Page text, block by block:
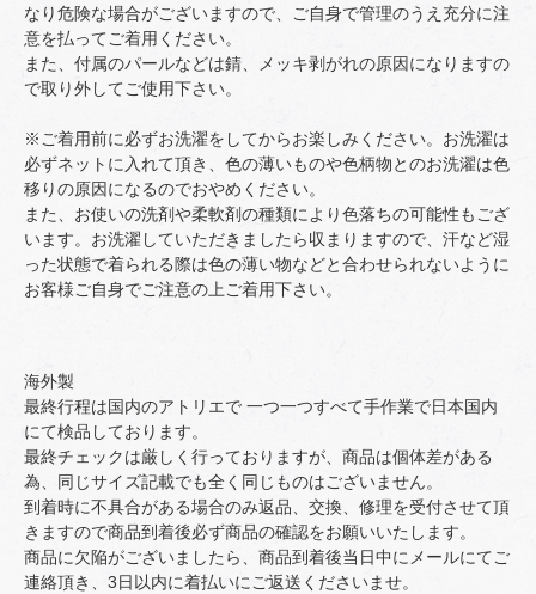
なり危険な場合がございますので、ご自身で管理のうえ充分に注
意を払ってご着用ください。
また、付属のパールなどは錆、メッキ剥がれの原因になりますの
で取り外してご使用下さい。
※ご着用前に必ずお洗濯をしてからお楽しみください。お洗濯は
必ずネットに入れて頂き、色の薄いものや色柄物とのお洗濯は色
移りの原因になるのでおやめください。
また、お使いの洗剤や柔軟剤の種類により色落ちの可能性もござ
います。お洗濯していただきましたら収まりますので、汗など湿
った状態で着られる際は色の薄い物などと合わせられないように
お客様ご自身でご注意の上ご着用下さい。
海外製
最終行程は国内のアトリエで 一つ一つすべて手作業で日本国内
にて検品しております。
最終チェックは厳しく行っておりますが、商品は個体差がある
為、同じサイズ記載でも全く同じものはございません。
到着時に不具合がある場合のみ返品、交換、修理を受付させて頂
きますので商品到着後必ず商品の確認をお願いいたします。
商品に欠陥がございましたら、商品到着後当日中にメールにてご
連絡頂き、3日以内に着払いにご返送くださいませ。